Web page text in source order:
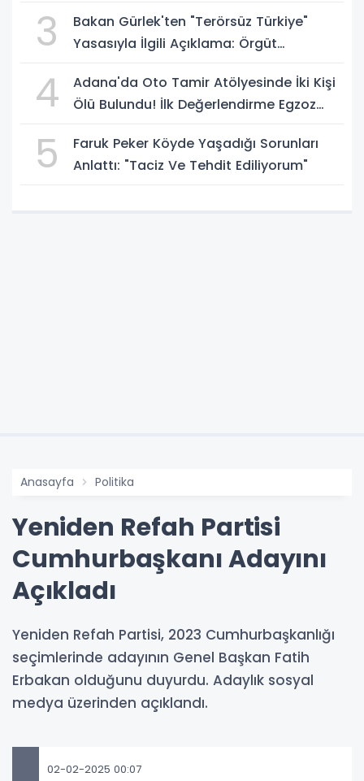
3
Bakan Gürlek'ten "Terörsüz Türkiye"
Yasasıyla İlgili Açıklama: Örgüt
Yürürlüğe Girmeyecek
4
Adana'da Oto Tamir Atölyesinde İki Kişi
Ölü Bulundu! İlk Değerlendirme Egzoz
5
Faruk Peker Köyde Yaşadığı Sorunları
Anlattı: "Taciz Ve Tehdit Ediliyorum"
Anasayfa Politika
Yeniden Refah Partisi
Cumhurbaşkanı Adayını
Açıkladı
Yeniden Refah Partisi, 2023 Cumhurbaşkanlığı
seçimlerinde adayının Genel Başkan Fatih
Erbakan olduğunu duyurdu. Adaylık sosyal
medya üzerinden açıklandı.
02-02-2025 00:07